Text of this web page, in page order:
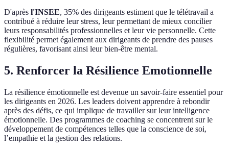
D'après l'INSEE, 35% des dirigeants estiment que le télétravail a
contribué à réduire leur stress, leur permettant de mieux concilier
leurs responsabilités professionnelles et leur vie personnelle. Cette
flexibilité permet également aux dirigeants de prendre des pauses
régulières, favorisant ainsi leur bien-être mental.
5. Renforcer la Résilience Emotionnelle
La résilience émotionnelle est devenue un savoir-faire essentiel pour
les dirigeants en 2026. Les leaders doivent apprendre à rebondir
après des défis, ce qui implique de travailler sur leur intelligence
émotionnelle. Des programmes de coaching se concentrent sur le
développement de compétences telles que la conscience de soi,
l’empathie et la gestion des relations.